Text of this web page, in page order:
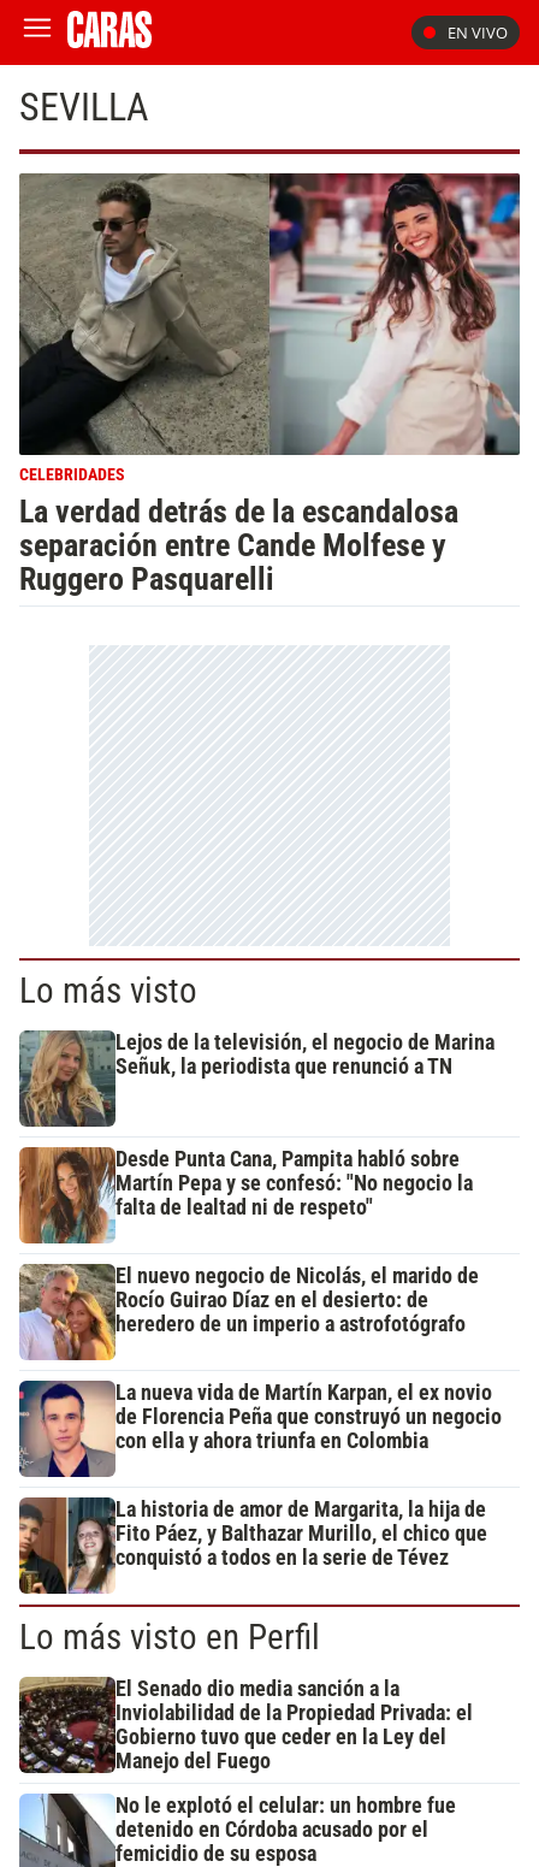
EN VIVO
SEVILLA
CELEBRIDADES
La verdad detrás de la escandalosa
separación entre Cande Molfese y
Ruggero Pasquarelli
Lo más visto
Lejos de la televisión, el negocio de Marina
Señuk, la periodista que renunció a TN
Desde Punta Cana, Pampita habló sobre
Martín Pepa y se confesó: "No negocio la
falta de lealtad ni de respeto"
El nuevo negocio de Nicolás, el marido de
Rocío Guirao Díaz en el desierto: de
heredero de un imperio a astrofotógrafo
La nueva vida de Martín Karpan, el ex novio
de Florencia Peña que construyó un negocio
con ella y ahora triunfa en Colombia
La historia de amor de Margarita, la hija de
Fito Páez, y Balthazar Murillo, el chico que
conquistó a todos en la serie de Tévez
Lo más visto en Perfil
El Senado dio media sanción a la
Inviolabilidad de la Propiedad Privada: el
Gobierno tuvo que ceder en la Ley del
Manejo del Fuego
No le explotó el celular: un hombre fue
detenido en Córdoba acusado por el
femicidio de su esposa